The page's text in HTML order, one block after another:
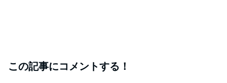
e
o
r
r
この記事にコメントする！